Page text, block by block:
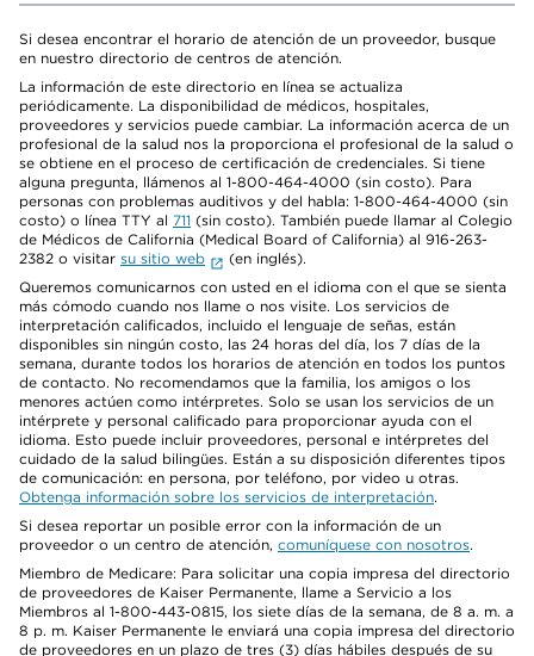
Si desea encontrar el horario de atención de un proveedor, busque
en nuestro directorio de centros de atención.
La información de este directorio en línea se actualiza
periódicamente. La disponibilidad de médicos, hospitales,
proveedores y servicios puede cambiar. La información acerca de un
profesional de la salud nos la proporciona el profesional de la salud o
se obtiene en el proceso de certificación de credenciales. Si tiene
alguna pregunta, llámenos al 1-800-464-4000 (sin costo). Para
personas con problemas auditivos y del habla: 1-800-464-4000 (sin
costo) o línea TTY al 711 (sin costo). También puede llamar al Colegio
de Médicos de California (Medical Board of California) al 916-263-
2382 o visitar su sitio web
(en inglés).
Queremos comunicarnos con usted en el idioma con el que se sienta
más cómodo cuando nos llame o nos visite. Los servicios de
interpretación calificados, incluido el lenguaje de señas, están
disponibles sin ningún costo, las 24 horas del día, los 7 días de la
semana, durante todos los horarios de atención en todos los puntos
de contacto. No recomendamos que la familia, los amigos o los
menores actúen como intérpretes. Solo se usan los servicios de un
intérprete y personal calificado para proporcionar ayuda con el
idioma. Esto puede incluir proveedores, personal e intérpretes del
cuidado de la salud bilingües. Están a su disposición diferentes tipos
de comunicación: en persona, por teléfono, por video u otras.
Obtenga información sobre los servicios de interpretación.
Si desea reportar un posible error con la información de un
proveedor o un centro de atención, comuníquese con nosotros.
Miembro de Medicare: Para solicitar una copia impresa del directorio
de proveedores de Kaiser Permanente, llame a Servicio a los
Miembros al 1-800-443-0815, los siete días de la semana, de 8 a. m. a
8 p. m. Kaiser Permanente le enviará una copia impresa del directorio
de proveedores en un plazo de tres (3) días hábiles después de su